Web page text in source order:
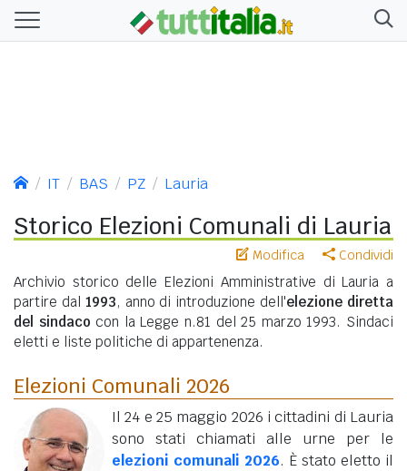
IT BAS PZ Lauria
Storico Elezioni Comunali di Lauria
Modifica Condividi
Archivio storico delle Elezioni Amministrative di Lauria a
partire dal 1993, anno di introduzione dell'elezione diretta
del sindaco con la Legge n.81 del 25 marzo 1993. Sindaci
eletti e liste politiche di appartenenza.
Elezioni Comunali 2026
Il 24 e 25 maggio 2026 i cittadini di Lauria
sono stati chiamati alle urne per le
elezioni comunali 2026. È stato eletto il